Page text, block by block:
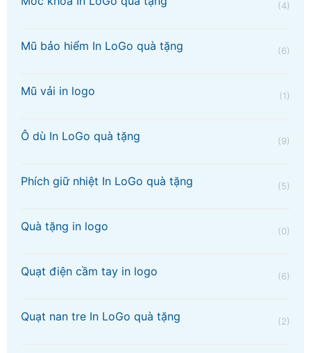
(4)
Mũ bảo hiểm In LoGo quà tặng (6)
Mũ vải in logo (1)
Ô dù In LoGo quà tặng (9)
Phích giữ nhiệt In LoGo quà tặng (5)
Quà tặng in logo (0)
Quạt điện cầm tay in logo (6)
Quạt nan tre In LoGo quà tặng (2)